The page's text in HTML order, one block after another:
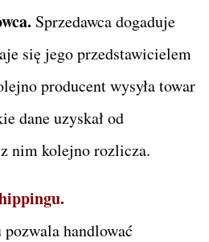
Sprzedawca dogaduje
się jego przedstawicielem
producent wysyła towar
dane uzyskał od
nim kolejno rozlicza.
handlować